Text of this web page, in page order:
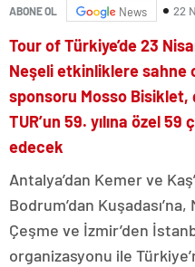
ABONE OL News 22
Tour of Türkiye’de 23
Neşeli etkinliklere sahne
sponsoru Mosso
TUR’un 59. yılına özel
edecek
Antalya’dan Kemer ve
Bodrum’dan Kuşadası’na,
Çeşme ve İzmir’den
organizasyonu ile